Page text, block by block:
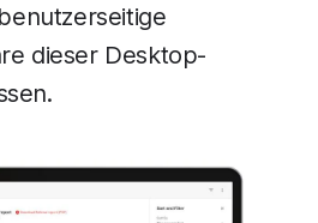
dieser Desktop-